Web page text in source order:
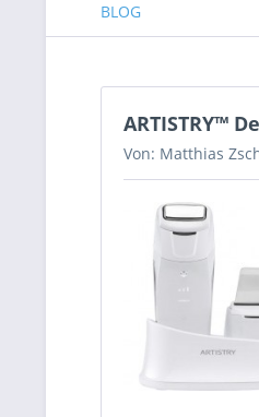
BLOG
ARTISTRY™
Von: Matthias